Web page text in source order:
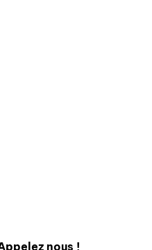
nous !